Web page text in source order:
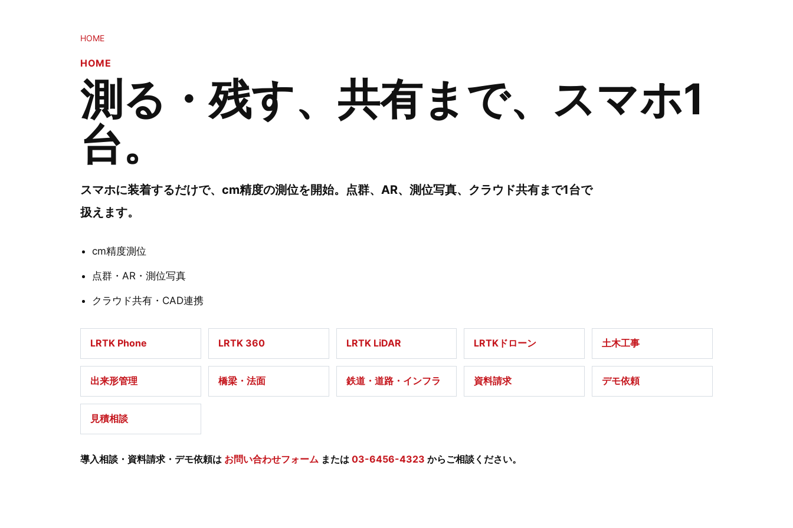
HOME
HOME
測る・残す、共有まで、スマホ1
台。
スマホに装着するだけで、cm精度の測位を開始。点群、AR、測位写真、クラウド共有まで1台で
扱えます。
cm精度測位
点群・AR・測位写真
クラウド共有・CAD連携
LRTK Phone LRTK 360 LRTK LiDAR LRTKドローン 土木工事
出来形管理 橋梁・法面 鉄道・道路・インフラ 資料請求 デモ依頼
見積相談
導入相談・資料請求・デモ依頼は お問い合わせフォーム または 03-6456-4323 からご相談ください。